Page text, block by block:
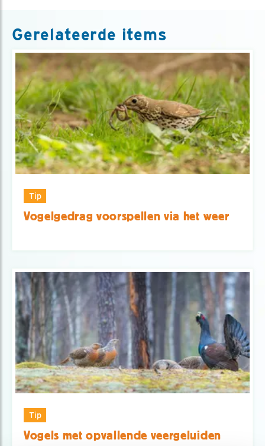
Gerelateerde items
Tip
Vogelgedrag voorspellen via het weer
Tip
Vogels met opvallende veergeluiden